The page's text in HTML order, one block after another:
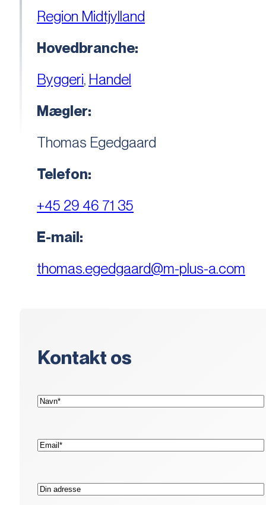
Region Midtjylland
Hovedbranche:
Byggeri, Handel
Mægler:
Thomas Egedgaard
Telefon:
+45 29 46 71 35
E-mail:
thomas.egedgaard@m-plus-a.com
Kontakt os
Navn*
E-
mail*
Adresse